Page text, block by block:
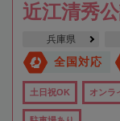
近江清秀
兵庫県
全国対応
土日祝OK オンラ